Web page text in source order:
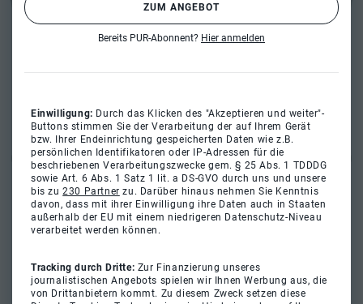
ZUM ANGEBOT
Bereits PUR-Abonnent? Hier anmelden
Einwilligung: Durch das Klicken des "Akzeptieren und weiter"-
Buttons stimmen Sie der Verarbeitung der auf Ihrem Gerät
bzw. Ihrer Endeinrichtung gespeicherten Daten wie z.B.
persönlichen Identifikatoren oder IP-Adressen für die
beschriebenen Verarbeitungszwecke gem. § 25 Abs. 1 TDDDG
sowie Art. 6 Abs. 1 Satz 1 lit. a DS-GVO durch uns und unsere
bis zu230 Partner zu. Darüber hinaus nehmen Sie Kenntnis
davon, dass mit ihrer Einwilligung ihre Daten auch in Staaten
außerhalb der EU mit einem niedrigeren Datenschutz-Niveau
verarbeitet werden können.
Tracking durch Dritte: Zur Finanzierung unseres
journalistischen Angebots spielen wir Ihnen Werbung aus, die
von Drittanbietern kommt. Zu diesem Zweck setzen diese